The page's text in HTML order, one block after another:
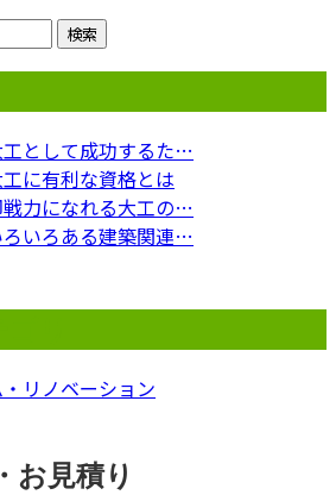
工として成功するた…
に有利な資格とは
力になれる大工の…
ろいろある建築関連…
リノベーション
お見積り